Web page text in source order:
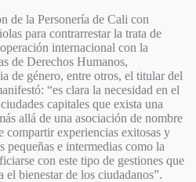
de la Personería de Cali con
para contrarrestar la trata de
internacional con la
de Derechos Humanos,
de género, entre otros, el titular del
“es clara la necesidad en el
capitales que exista una
allá de una asociación de nombre
compartir experiencias exitosas y
pequeñas e intermedias como la
con este tipo de gestiones que
bienestar de los ciudadanos”.